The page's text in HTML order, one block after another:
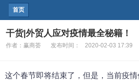
首页
干货|外贸人应对疫情最全秘籍！
作者： 赢商荟 发布时间： 2020-02-03 17:39
这个春节即将结束了，但是，当前疫情